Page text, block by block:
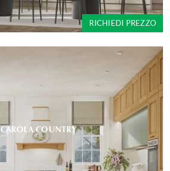
RICHIEDI PREZZO
CAROLA COUNTRY